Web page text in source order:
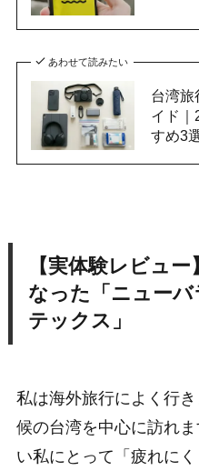
あわせて読みたい
台湾旅
イド｜
すめ3
【実体験レビュ
なった「ニュー
テックス」
私は海外旅行によく行
候の台湾を中心に訪れ
い私にとって「疲れに